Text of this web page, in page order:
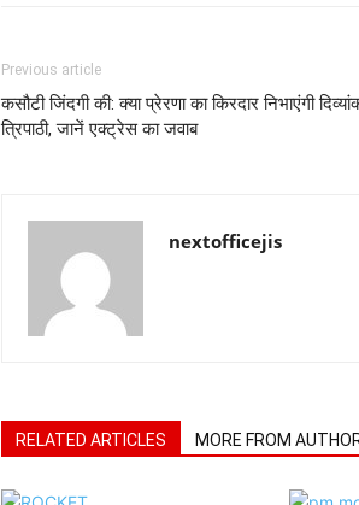
Previous article
कसौटी जिंदगी की: क्या प्रेरणा का किरदार निभाएंगी
त्रिपाठी, जानें एक्ट्रेस का जवाब
nextofficejis
RELATED ARTICLES MORE FROM